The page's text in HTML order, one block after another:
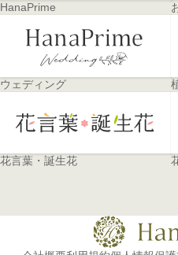
HanaPrime
ウェディング
花言葉・誕生花